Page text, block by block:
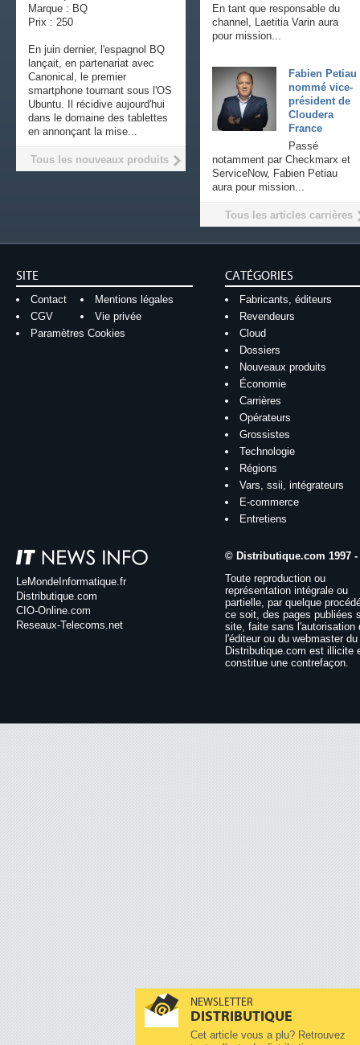
NEWSLETTER
DISTRIBUTIQUE
Cet article vous a plu? Retrouvez
En tant que responsable du
channel, Laetitia Varin aura
pour mission...
Fabien Petiau
nommé vice-
président de
Cloudera
France
Passé
notamment par Checkmarx et
ServiceNow, Fabien Petiau
aura pour mission...
Tous les articles carrières
Marque : BQ
Prix : 250
En juin dernier, l'espagnol BQ
lançait, en partenariat avec
Canonical, le premier
smartphone tournant sous l'OS
Ubuntu. Il récidive aujourd'hui
dans le domaine des tablettes
en annonçant la mise...
Tous les nouveaux produits
SITE
Contact
Mentions légales
CGV
Vie privée
Paramètres Cookies
CATÉGORIES
Fabricants, éditeurs
Revendeurs
Cloud
Dossiers
Nouveaux produits
Économie
Carrières
Opérateurs
Grossistes
Technologie
Régions
Vars, ssii, intégrateurs
E-commerce
Entretiens
LeMondeInformatique.fr
Distributique.com
CIO-Online.com
Reseaux-Telecoms.net
© Distributique.com 1997 -
Toute reproduction ou
représentation intégrale ou
partielle, par quelque
ce soit, des pages publiées
site, faite sans l'autorisation
l'éditeur ou du webmaster
Distributique.com est illicite
constitue une contrefaçon.